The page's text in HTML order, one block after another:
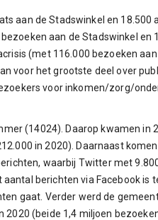
aan de Stadswinkel en
aan de Stadswinkel
(met 116.000 bezoeken
voor het grootste deel over
voor inkomen/zorg/
(14024). Daarop kwamen in
in 2020). Daarnaast
waarbij Twitter met
aantal berichten via Facebook
gaat. Verder werd de
2020 (beide 1,4 miljoen